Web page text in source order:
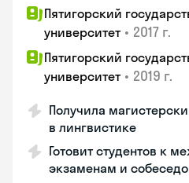
Пятигорский
университет • 2017 г.
Пятигорский
университет • 2019 г.
Получила
в лингвистике
Готовит студентов к
экзаменам и